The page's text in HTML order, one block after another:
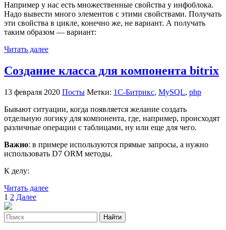
Например у нас есть множественные свойства у инфоблока.
Надо вывести много элементов с этими свойствами. Получать
эти свойства в цикле, конечно же, не вариант. А получать
таким образом — вариант:
Читать далее
Создание класса для компонента bitrix
13 февраля 2020 Посты Метки: 1С-Битрикс, MySQL, php
Бывают ситуации, когда появляется желание создать
отдельную логику для компонента, где, например, происходят
различные операции с таблицами, ну или еще для чего.
Важно: в примере используются прямые запросы, а нужно
использовать D7 ORM методы.
К делу:
Читать далее
Пагинация
записей
1 2 Далее
Найти